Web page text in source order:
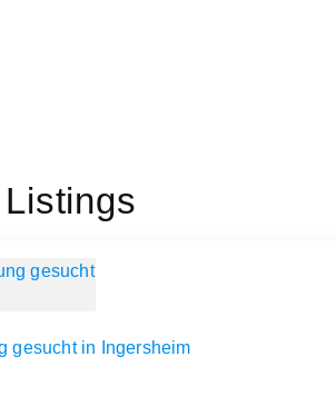
gesucht in Ingersheim